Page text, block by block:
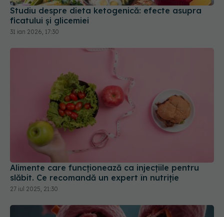
Studiu despre dieta ketogenică: efecte asupra
ficatului și glicemiei
31 ian 2026, 17:30
Alimente care funcționează ca injecțiile pentru
slăbit. Ce recomandă un expert în nutriție
27 iul 2025, 21:30